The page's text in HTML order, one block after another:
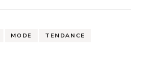
MODE TENDANCE